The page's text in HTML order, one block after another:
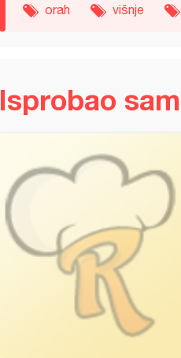
orah višnje
Isprobao sam